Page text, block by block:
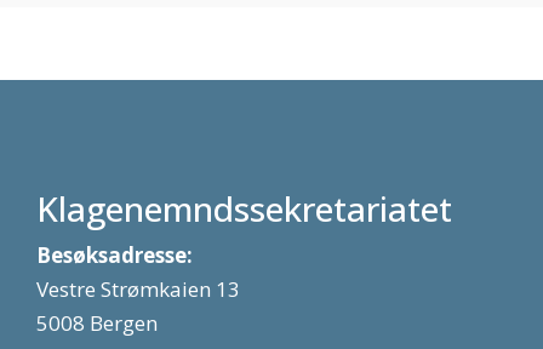
Klagenemndssekretariatet
Besøksadresse:
Vestre Strømkaien 13
5008 Bergen